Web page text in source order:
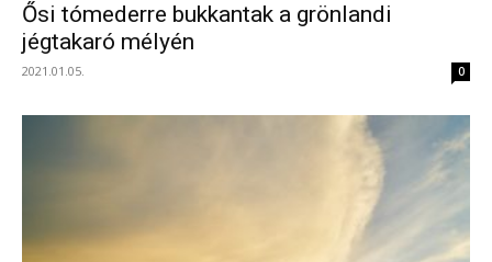
Ősi tómederre bukkantak a grönlandi
jégtakaró mélyén
2021.01.05. 0